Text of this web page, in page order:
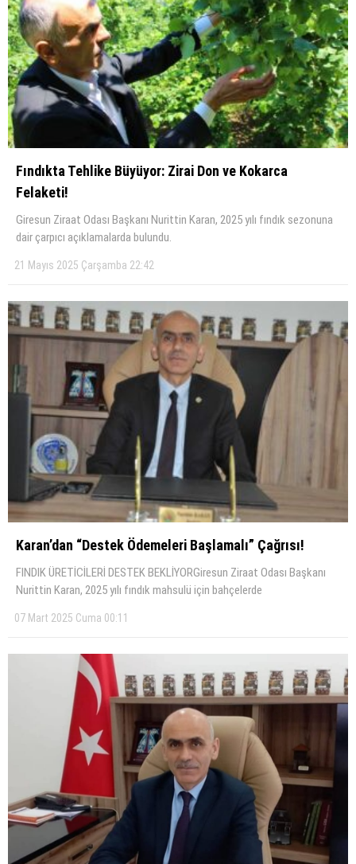
Fındıkta Tehlike Büyüyor: Zirai Don ve Kokarca
Felaketi!
Giresun Ziraat Odası Başkanı Nurittin Karan, 2025 yılı fındık sezonuna
dair çarpıcı açıklamalarda bulundu.
21 Mayıs 2025 Çarşamba 22:42
Karan’dan “Destek Ödemeleri Başlamalı” Çağrısı!
FINDIK ÜRETİCİLERİ DESTEK BEKLİYORGiresun Ziraat Odası Başkanı
Nurittin Karan, 2025 yılı fındık mahsulü için bahçelerde
07 Mart 2025 Cuma 00:11